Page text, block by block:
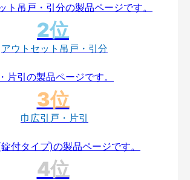
アウトセット吊戸・引分
巾広引戸・片引